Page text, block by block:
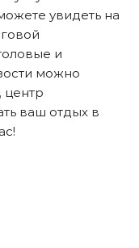
увидеть на
и
можно
центр
ваш отдых в